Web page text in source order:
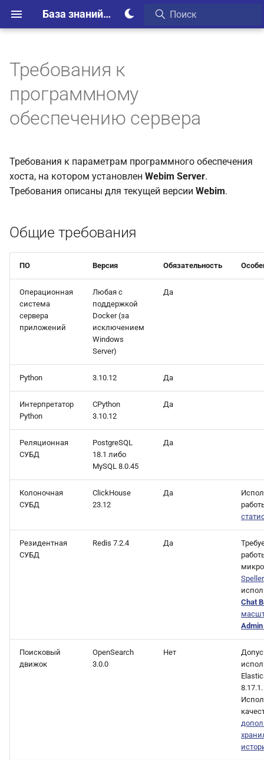
База знаний Webim
Общие требования
Требования к серверу
реляционной СУБД
аналитической
(колоночной) СУБД
резидентной СУБД
Требования к поисковой
системе
Требования к Apache Kafka
(для data-storager)
Другие требования
Пакеты ОС
Требования к
программному
обеспечению сервера
Требования к параметрам программного обеспечения
хоста, на котором установлен Webim Server.
Требования описаны для текущей версии Webim.
Общие требования
ПО Версия Обязательность
Операционная
система
сервера
приложений
Любая с
поддержкой
Docker (за
исключением
Windows
Server)
Да
Python 3.10.12 Да
Интерпретатор
Python
CPython
3.10.12
Да
Реляционная
СУБД
PostgreSQL
18.1 либо
MySQL 8.0.45
Да
Колоночная
СУБД
ClickHouse
23.12
Да
Резидентная
СУБД
Redis 7.2.4 Да
Speller
Chat
Поисковый
движок
OpenSearch
3.0.0
Нет
8.17.1.